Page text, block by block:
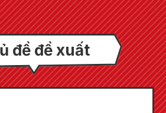
đề đề xuất